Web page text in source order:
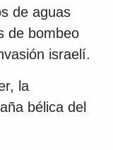
de aguas
de bombeo
israelí.
la
bélica del